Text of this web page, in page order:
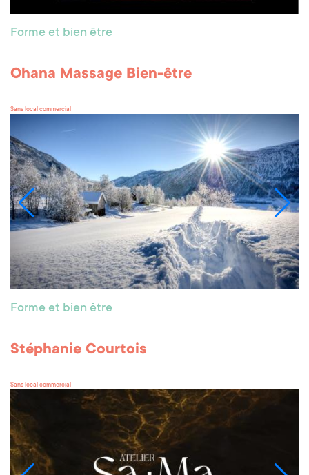
Forme et bien être
Ohana Massage Bien-être
Sans local commercial
Forme et bien être
Stéphanie Courtois
Sans local commercial